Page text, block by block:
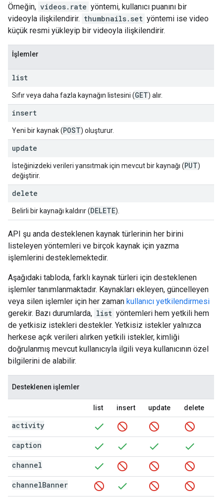
Örneğin, videos.rate yöntemi, kullanıcı puanını bir
videoyla ilişkilendirir. thumbnails.set yöntemi ise video
küçük resmi yükleyip bir videoyla ilişkilendirir.
İşlemler
list
Sıfır veya daha fazla kaynağın listesini (GET) alır.
insert
Yeni bir kaynak (POST) oluşturur.
update
İsteğinizdeki verileri yansıtmak için mevcut bir kaynağı (PUT)
değiştirir.
delete
Belirli bir kaynağı kaldırır (DELETE).
API şu anda desteklenen kaynak türlerinin her birini
listeleyen yöntemleri ve birçok kaynak için yazma
işlemlerini desteklemektedir.
Aşağıdaki tabloda, farklı kaynak türleri için desteklenen
işlemler tanımlanmaktadır. Kaynakları ekleyen, güncelleyen
veya silen işlemler için her zaman kullanıcı yetkilendirmesi
gerekir. Bazı durumlarda, list yöntemleri hem yetkili hem
de yetkisiz istekleri destekler. Yetkisiz istekler yalnızca
herkese açık verileri alırken yetkili istekler, kimliği
doğrulanmış mevcut kullanıcıyla ilgili veya kullanıcının özel
bilgilerini de alabilir.
Desteklenen işlemler
list insert update delete
activity
caption
channel
channelBanner